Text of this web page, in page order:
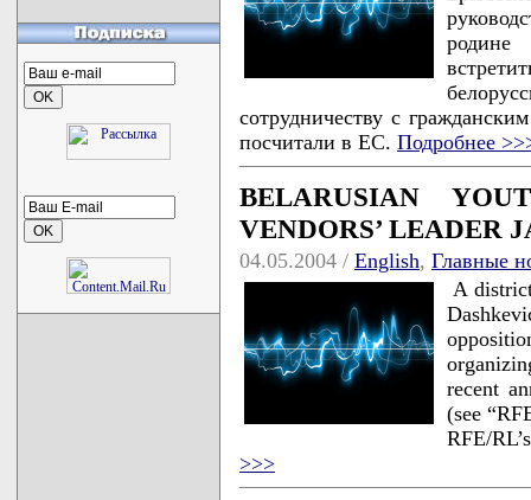
сотрудничеству с
посчитали в ЕС. Подробнее
BELARUSIAN
VENDORS’ LEADER
04.05.2004 / English, Главные
A
recent
(see
RFE/
>>>